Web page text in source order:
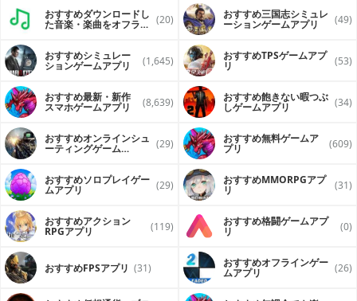
おすすめダウンロードし
た音楽・楽曲をオフライ (20) おすすめ三国志シミュレ
ーションゲームアプリ (49)
おすすめシミュレー
ションゲームアプリ (1,645) おすすめTPSゲームアプ
リ (53)
おすすめ最新・新作
スマホゲームアプリ (8,639) おすすめ飽きない暇つぶ
しゲームアプリ (34)
おすすめオンラインシュ
ーティングゲーム (29) おすすめ無料ゲームア
プリ (609)
おすすめソロプレイゲー
ムアプリ (29) おすすめ MMORPGアプ
リ (31)
おすすめアクション
RPGアプリ (119) おすすめ格闘ゲームアプ
リ (0)
おすすめFPSアプリ (31) おすすめオフラインゲー
ムアプリ (26)